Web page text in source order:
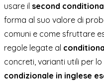
usare il second
forma al suo valore di
comuni e come sfruttare
regole legate al
concreti, varianti utili per
condizionale in inglese